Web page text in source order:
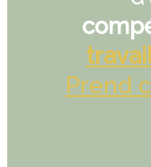
Prend